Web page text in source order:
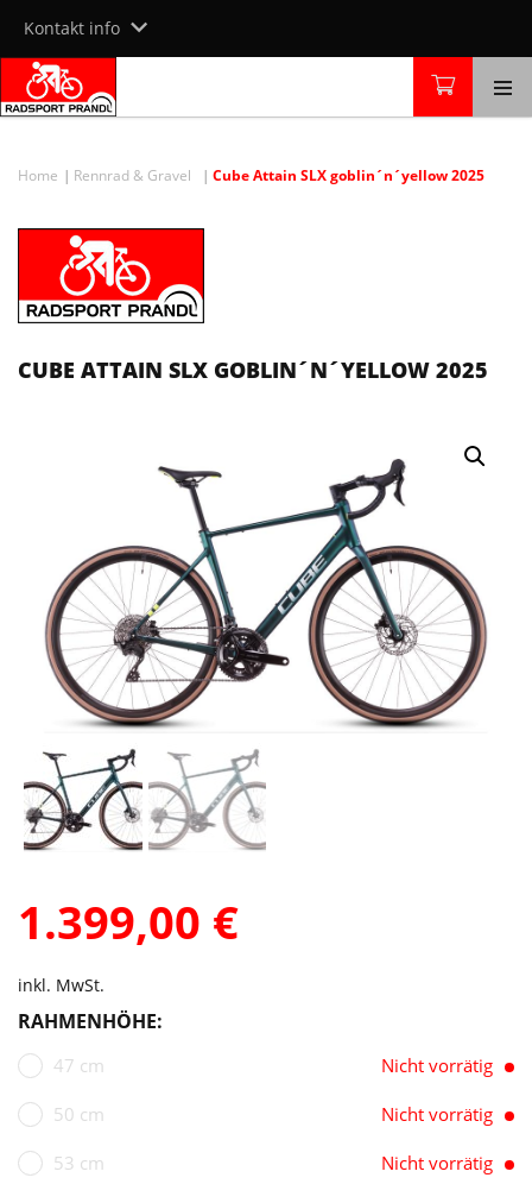
content
Kontakt info
Home Rennrad & Gravel Cube Attain SLX goblin´n´yellow 2025
CUBE ATTAIN SLX GOBLIN´N´YELLOW 2025
1.399,00 €
inkl. MwSt.
RAHMENHÖHE:
47 cm Nicht vorrätig
50 cm Nicht vorrätig
53 cm Nicht vorrätig